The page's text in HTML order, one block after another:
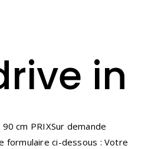
in
cm PRIXSur demande
formulaire ci-dessous : Votre